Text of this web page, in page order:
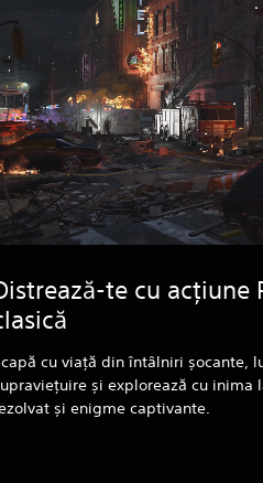
te cu acțiune
cu viață din întâlniri șocante,
și explorează cu inima
și enigme captivante.